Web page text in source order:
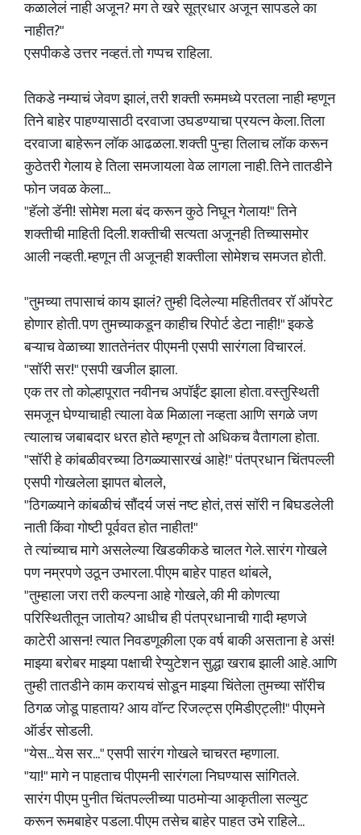
कळालेलं नाही अजून? मग ते खरे सूत्रधार अजून सापडले का
नाहीत?"
एसपीकडे उत्तर नव्हतं. तो गप्पच राहिला.
तिकडे नम्याचं जेवण झालं, तरी शक्ती रूममध्ये परतला नाही म्हणून
तिने बाहेर पाहण्यासाठी दरवाजा उघडण्याचा प्रयत्न केला. तिला
दरवाजा बाहेरून लॉक आढळला. शक्ती पुन्हा तिलाच लॉक करून
कुठेतरी गेलाय हे तिला समजायला वेळ लागला नाही. तिने तातडीने
फोन जवळ केला...
"हॅलो डॅनी! सोमेश मला बंद करून कुठे निघून गेलाय!" तिने
शक्तीची माहिती दिली. शक्तीची सत्यता अजूनही तिच्यासमोर
आली नव्हती. म्हणून ती अजूनही शक्तीला सोमेशच समजत होती.
"तुमच्या तपासाचं काय झालं? तुम्ही दिलेल्या महितीतवर रॉ ऑपरेट
होणार होती. पण तुमच्याकडून काहीच रिपोर्ट डेटा नाही!" इकडे
बऱ्याच वेळाच्या शाततेनंतर पीएमनी एसपी सारंगला विचारलं.
"सॉरी सर!" एसपी खजील झाला.
एक तर तो कोल्हापूरात नवीनच अपॉईंट झाला होता. वस्तुस्थिती
समजून घेण्याचाही त्याला वेळ मिळाला नव्हता आणि सगळे जण
त्यालाच जबाबदार धरत होते म्हणून तो अधिकच वैतागला होता.
"सॉरी हे कांबळीवरच्या ठिगळ्यासारखं आहे!" पंतप्रधान चिंतपल्ली
एसपी गोखलेला झापत बोलले,
"ठिगळ्याने कांबळीचं सौंदर्य जसं नष्ट होतं, तसं सॉरी न बिघडलेली
नाती किंवा गोष्टी पूर्ववत होत नाहीत!"
ते त्यांच्याच मागे असलेल्या खिडकीकडे चालत गेले. सारंग गोखले
पण नम्रपणे उठून उभारला. पीएम बाहेर पाहत थांबले,
"तुम्हाला जरा तरी कल्पना आहे गोखले, की मी कोणत्या
परिस्थितीतून जातोय? आधीच ही पंतप्रधानाची गादी म्हणजे
काटेरी आसन! त्यात निवडणूकीला एक वर्ष बाकी असताना हे असं!
माझ्या बरोबर माझ्या पक्षाची रेप्युटेशन सुद्धा खराब झाली आहे. आणि
तुम्ही तातडीने काम करायचं सोडून माझ्या चिंतेला तुमच्या सॉरीच
ठिगळ जोडू पाहताय? आय वॉन्ट रिजल्ट्स एमिडीएट्ली!" पीएमने
ऑर्डर सोडली.
"येस... येस सर..." एसपी सारंग गोखले चाचरत म्हणाला.
"या!" मागे न पाहताच पीएमनी सारंगला निघण्यास सांगितले.
सारंग पीएम पुनीत चिंतपल्लीच्या पाठमोऱ्या आकृतीला सल्युट
करून रूमबाहेर पडला. पीएम तसेच बाहेर पाहत उभे राहिले...